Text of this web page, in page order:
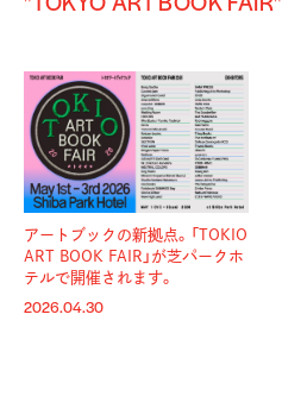
"TOKYO ART BOOK FAIR"
アートブックの新拠点。「TOKIO
ART BOOK FAIR」が芝パークホ
テルで開催されます。
2026.04.30